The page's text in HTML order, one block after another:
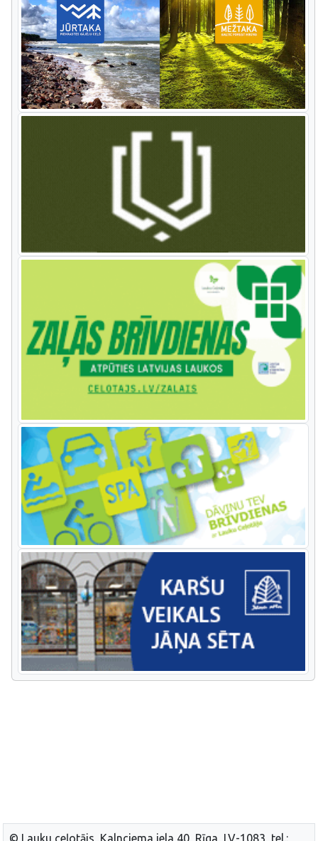
© Lauku ceļotājs, Kalnciema iela 40, Rīga, LV-1083, tel.: